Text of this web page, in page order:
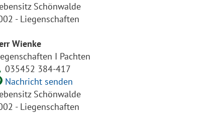
Schönwalde
- Liegenschaften
Wienke
I Pachten
035452 384-417
Nachricht senden
Schönwalde
- Liegenschaften